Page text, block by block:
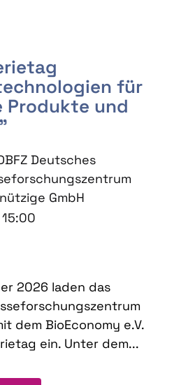
für
Produkte und
Deutsches
GmbH
2026 laden das
dem BioEconomy e.V.
ein. Unter dem...